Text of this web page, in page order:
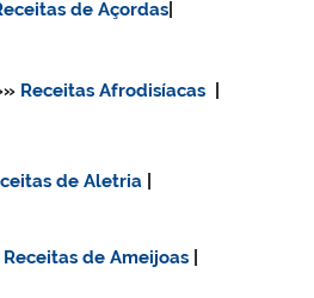
de Açordas
Receitas Afrodisíacas
de Aletria
Receitas de Ameijoas